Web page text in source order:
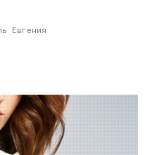
Евгения